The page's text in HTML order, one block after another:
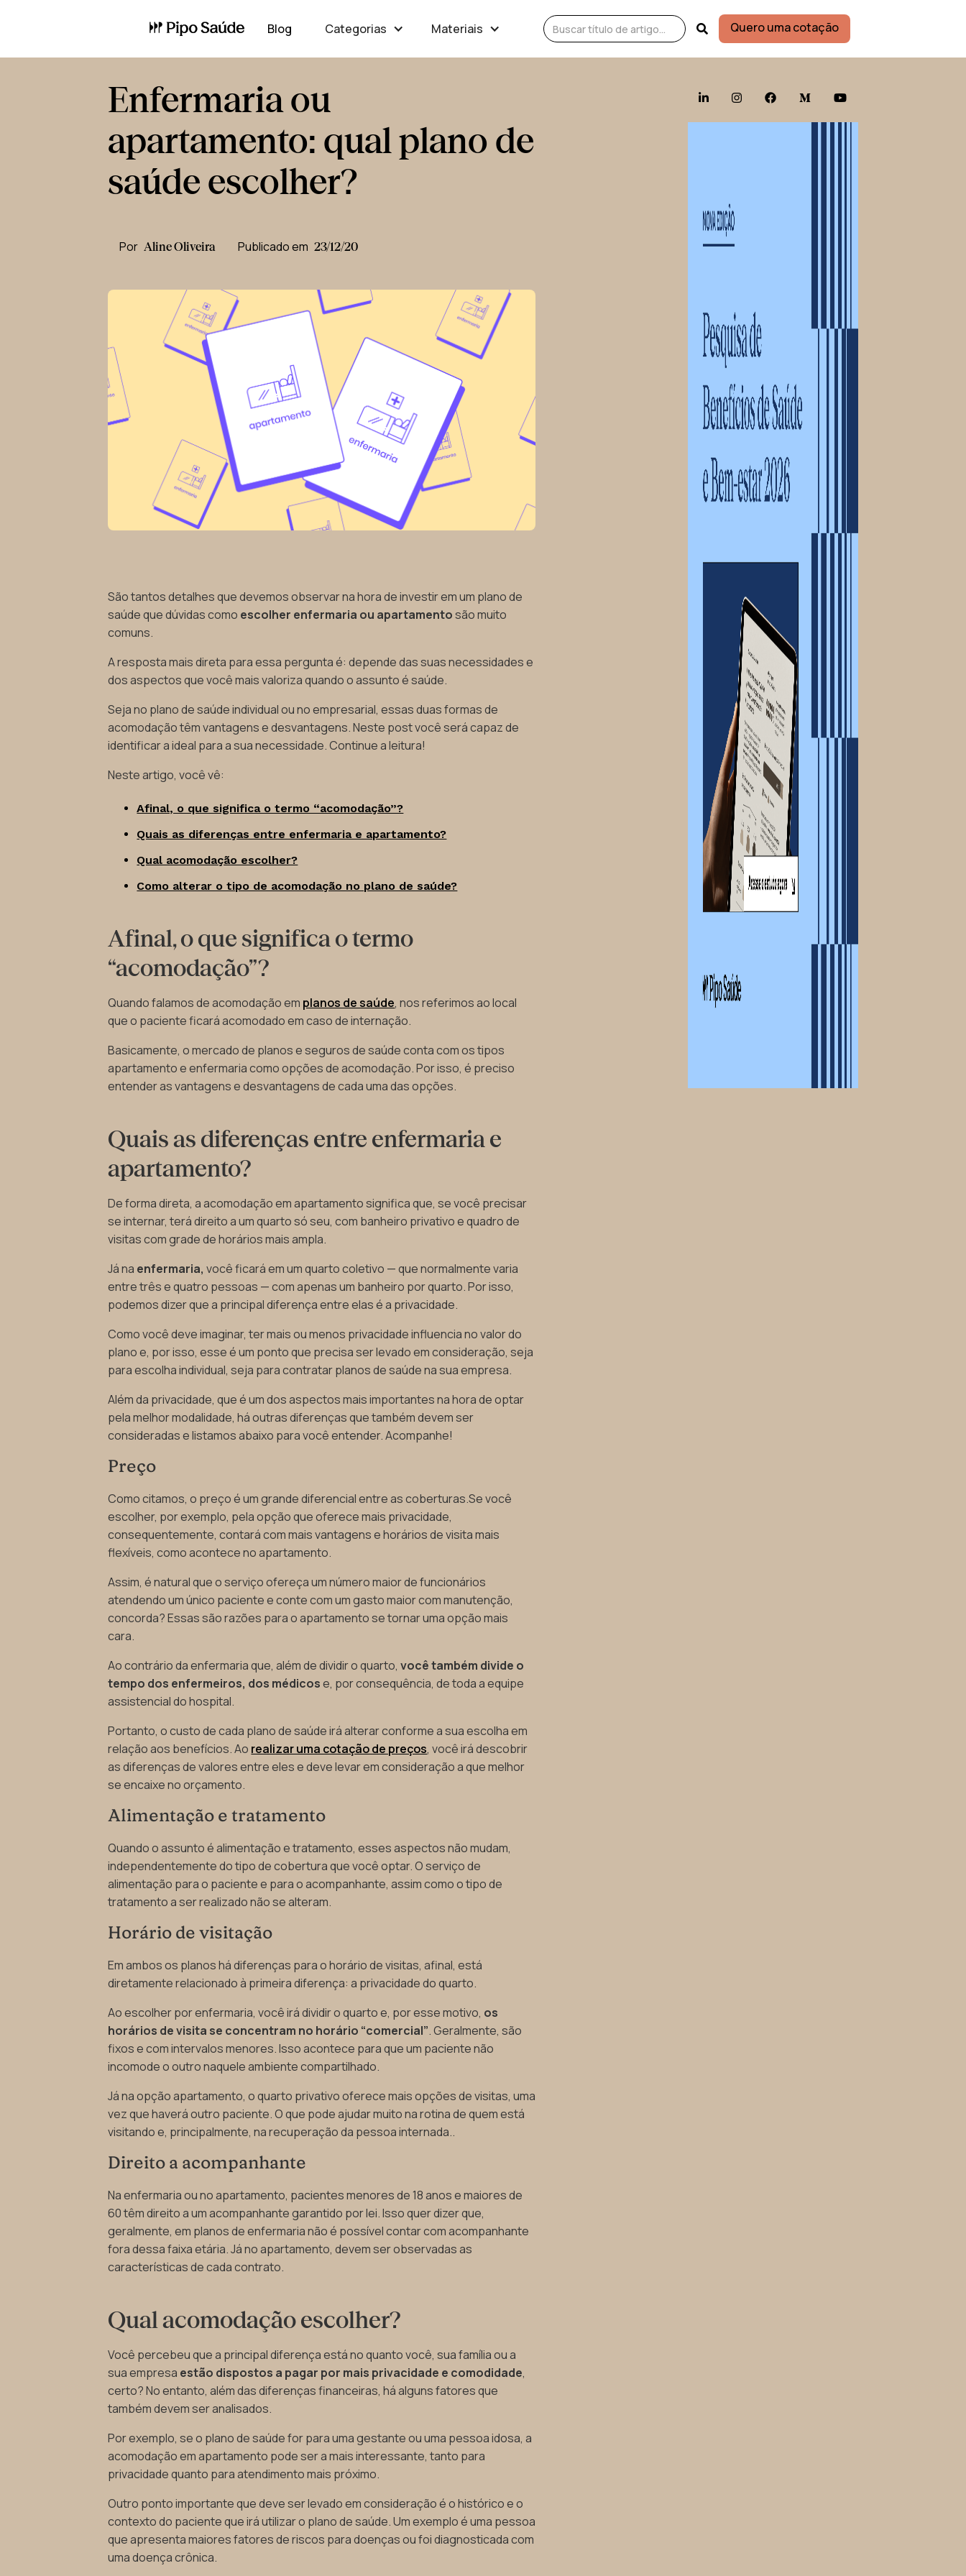
Blog Categorias Materiais Quero uma cotação
Enfermaria ou
apartamento: qual plano de
saúde escolher?
Por Aline Oliveira Publicado em 23/12/20
São tantos detalhes que devemos observar na hora de investir em um plano de
saúde que dúvidas como escolher enfermaria ou apartamentosão muito
comuns.
A resposta mais direta para essa pergunta é: depende das suas necessidades e
dos aspectos que você mais valoriza quando o assunto é saúde.
Seja no plano de saúde individual ou no empresarial, essas duas formas de
acomodação têm vantagens e desvantagens. Neste post você será capaz de
identificar a ideal para a sua necessidade. Continue a leitura!
Neste artigo, você vê:
Afinal, o que significa o termo “acomodação”?
Quais as diferenças entre enfermaria e apartamento?
Qual acomodação escolher?
Como alterar o tipo de acomodação no plano de saúde?
Afinal, o que significa o termo
“acomodação”?
Quando falamos de acomodação em planos de saúde, nos referimos ao local
que o paciente ficará acomodado em caso de internação.
Basicamente, o mercado de planos e seguros de saúde conta com os tipos
apartamento e enfermaria como opções de acomodação. Por isso, é preciso
entender as vantagens e desvantagens de cada uma das opções.
Quais as diferenças entre enfermaria e
apartamento?
De forma direta, a acomodação em apartamento significa que, se você precisar
se internar, terá direito a um quarto só seu, com banheiro privativo e quadro de
visitas com grade de horários mais ampla.
Já na enfermaria, você ficará em um quarto coletivo — que normalmente varia
entre três e quatro pessoas — com apenas um banheiro por quarto. Por isso,
podemos dizer que a principal diferença entre elas é a privacidade.
Como você deve imaginar, ter mais ou menos privacidade influencia no valor do
plano e, por isso, esse é um ponto que precisa ser levado em consideração, seja
para escolha individual, seja para contratar planos de saúde na sua empresa.
Além da privacidade, que é um dos aspectos mais importantes na hora de optar
pela melhor modalidade, há outras diferenças que também devem ser
consideradas e listamos abaixo para você entender. Acompanhe!
Preço
Como citamos, o preço é um grande diferencial entre as coberturas.Se você
escolher, por exemplo, pela opção que oferece mais privacidade,
consequentemente, contará com mais vantagens e horários de visita mais
flexíveis, como acontece no apartamento.
Assim, é natural que o serviço ofereça um número maior de funcionários
atendendo um único paciente e conte com um gasto maior com manutenção,
concorda? Essas são razões para o apartamento se tornar uma opção mais
cara.
Ao contrário da enfermaria que, além de dividir o quarto,você também divide o
tempo dos enfermeiros, dos médicose, por consequência, de toda a equipe
assistencial do hospital.
Portanto, o custo de cada plano de saúde irá alterar conforme a sua escolha em
relação aos benefícios. Ao realizar uma cotação de preços, você irá descobrir
as diferenças de valores entre eles e deve levar em consideração a que melhor
se encaixe no orçamento.
Alimentação e tratamento
Quando o assunto é alimentação e tratamento, esses aspectos não mudam,
independentemente do tipo de cobertura que você optar. O serviço de
alimentação para o paciente e para o acompanhante, assim como o tipo de
tratamento a ser realizado não se alteram.
Horário de visitação
Em ambos os planos há diferenças para o horário de visitas, afinal, está
diretamente relacionado à primeira diferença: a privacidade do quarto.
Ao escolher por enfermaria, você irá dividir o quarto e, por esse motivo, os
horários de visita se concentram no horário “comercial”. Geralmente, são
fixos e com intervalos menores. Isso acontece para que um paciente não
incomode o outro naquele ambiente compartilhado.
Já na opção apartamento, o quarto privativo oferece mais opções de visitas, uma
vez que haverá outro paciente. O que pode ajudar muito na rotina de quem está
visitando e, principalmente, na recuperação da pessoa internada..
Direito a acompanhante
Na enfermaria ou no apartamento, pacientes menores de 18 anos e maiores de
60 têm direito a um acompanhante garantido por lei. Isso quer dizer que,
geralmente, em planos de enfermaria não é possível contar com acompanhante
fora dessa faixa etária. Já no apartamento, devem ser observadas as
características de cada contrato.
Qual acomodação escolher?
Você percebeu que a principal diferença está no quanto você, sua família ou a
sua empresa estão dispostos a pagar por mais privacidade e comodidade,
certo? No entanto, além das diferenças financeiras, há alguns fatores que
também devem ser analisados.
Por exemplo, se o plano de saúde for para uma gestante ou uma pessoa idosa, a
acomodação em apartamento pode ser a mais interessante, tanto para
privacidade quanto para atendimento mais próximo.
Outro ponto importante que deve ser levado em consideração é o histórico e o
contexto do paciente que irá utilizar o plano de saúde. Um exemplo é uma pessoa
que apresenta maiores fatores de riscos para doenças ou foi diagnosticada com
uma doença crônica.
    